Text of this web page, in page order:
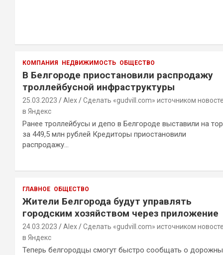
КОМПАНИЯ НЕДВИЖИМОСТЬ ОБЩЕСТВО
В Белгороде приостановили распродажу
троллейбусной инфраструктуры
25.03.2023 Alex
Сделать «gudvill.com» источником
в Яндекс
Ранее троллейбусы и депо в Белгороде выставили на
за 449,5 млн рублей Кредиторы приостановили
распродажу…
ГЛАВНОЕ ОБЩЕСТВО
Жители Белгорода будут управлять
городским хозяйством через приложение
24.03.2023 Alex
Сделать «gudvill.com» источником
в Яндекс
Теперь белгородцы смогут быстро сообщать о